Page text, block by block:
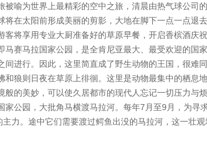
被喻为世界上最精彩的空中之旅，清晨由热气球公
将在太阳前形成美丽的剪影，大地在脚下一点一点
将享用专业大厨准备好的草原早餐，开启香槟酒庆
马赛马拉国家公园，是全肯尼亚最大、最受欢迎的
间进行。因此，这里简直成了野生动物的王国，很
和狼则日夜在草原上徘徊。这里是动物最集中的栖
般的美妙，可以使久居都市的现代人忘记一切压力与
家公园，大批角马横渡马拉河。每年7月至9月，为
力。途中它们需要渡过鳄鱼出没的马拉河，这一壮观